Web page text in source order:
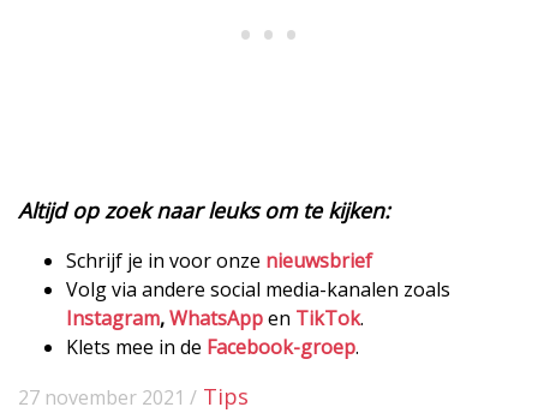
Altijd op zoek naar leuks om te kijken:
Schrijf je in voor onze nieuwsbrief
Volg via andere social media-kanalen zoals
Instagram,WhatsAppen TikTok.
Klets mee in de Facebook-groep.
27 november 2021 / Tips